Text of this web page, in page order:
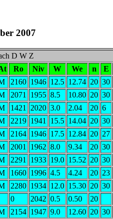
2007
D W Z
Ro Niv W We n
E
2160 1946 12.5 12.74 20 30
2071 1955 8.5 10.80 20 30
1421 2020 3.0 2.04 20 6
2219 1941 15.5 14.04 20 30
2164 1946 17.5 12.84 20 27
2001 1962 8.0 9.34 20 30
2291 1933 19.0 15.52 20 30
1660 1996 4.5 4.24 20 23
2280 1934 12.0 15.30 20 30
0 2042 0.5 0.50
20
2154 1947 9.0 12.60 20 30